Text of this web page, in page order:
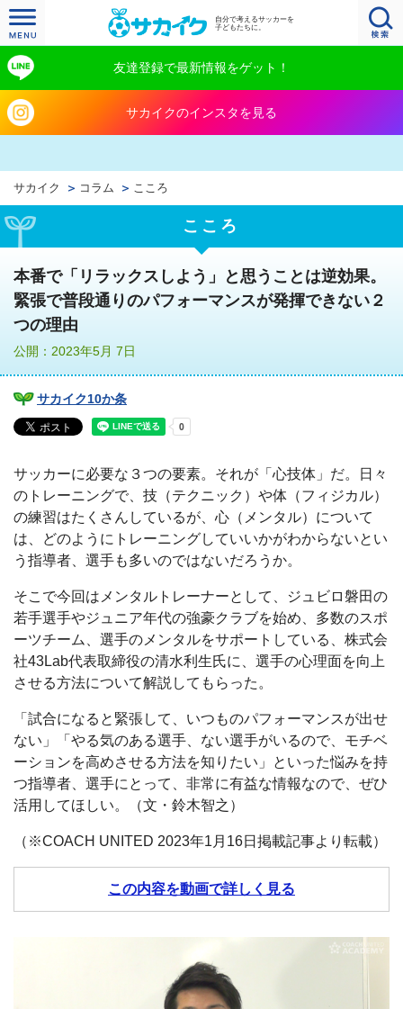
自分で考えるサッカーを
子どもたちに。
友達登録で最新情報をゲット！
サカイクのインスタを見る
サカイク コラム こころ
こころ
本番で「リラックスしよう」と思うことは逆効果。
緊張で普段通りのパフォーマンスが発揮できない２
つの理由
公開：2023年5月 7日
サカイク10か条
サッカーに必要な３つの要素。それが「心技体」だ。日々
のトレーニングで、技（テクニック）や体（フィジカル）
の練習はたくさんしているが、心（メンタル）について
は、どのようにトレーニングしていいかがわからないとい
う指導者、選手も多いのではないだろうか。
そこで今回はメンタルトレーナーとして、ジュビロ磐田の
若手選手やジュニア年代の強豪クラブを始め、多数のスポ
ーツチーム、選手のメンタルをサポートしている、株式会
社43Lab代表取締役の清水利生氏に、選手の心理面を向上
させる方法について解説してもらった。
「試合になると緊張して、いつものパフォーマンスが出せ
ない」「やる気のある選手、ない選手がいるので、モチベ
ーションを高めさせる方法を知りたい」といった悩みを持
つ指導者、選手にとって、非常に有益な情報なので、ぜひ
活用してほしい。（文・鈴木智之）
（※COACH UNITED 2023年1月16日掲載記事より転載）
この内容を動画で詳しく見る